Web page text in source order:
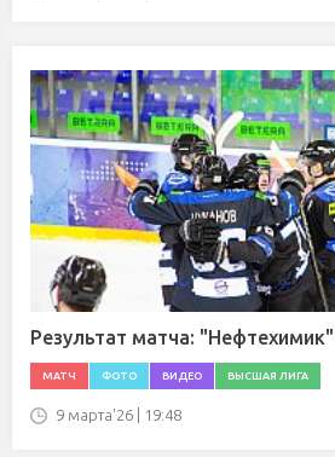
Результат матча:
МАТЧ ФОТО ВИДЕО ВЫСШАЯ ЛИГА
9 марта'26 | 19:48